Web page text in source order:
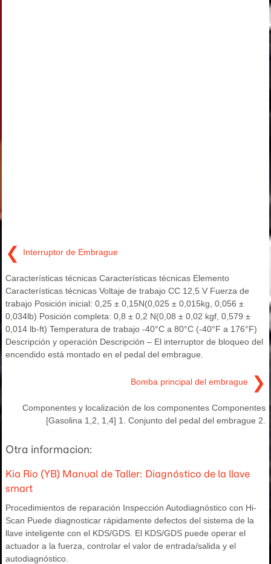
❮ Interruptor de Embrague
Características técnicas Características técnicas Elemento
Características técnicas Voltaje de trabajo CC 12,5 V Fuerza de
trabajo Posición inicial: 0,25 ± 0,15N(0,025 ± 0,015kg, 0,056 ±
0,034lb) Posición completa: 0,8 ± 0,2 N(0,08 ± 0,02 kgf, 0,579 ±
0,014 lb-ft) Temperatura de trabajo -40°C a 80°C (-40°F a 176°F)
Descripción y operación Descripción – El interruptor de bloqueo del
encendido está montado en el pedal del embrague.
Bomba principal del embrague ❯
Componentes y localización de los componentes Componentes
[Gasolina 1,2, 1,4] 1. Conjunto del pedal del embrague 2.
Otra informacion:
Kia Rio (YB) Manual de Taller: Diagnóstico de la llave
smart
Procedimientos de reparación Inspección Autodiagnóstico con Hi-
Scan Puede diagnosticar rápidamente defectos del sistema de la
llave inteligente con el KDS/GDS. El KDS/GDS puede operar el
actuador a la fuerza, controlar el valor de entrada/salida y el
autodiagnóstico.